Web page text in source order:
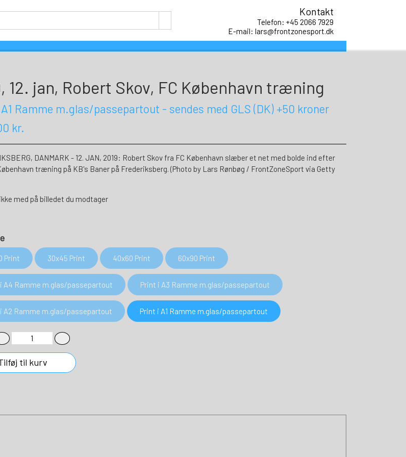
Kontakt
Telefon: +45 2066 7929
E-mail: lars@frontzonesport.dk
12. jan, Robert Skov, FC København træning
Ramme m.glas/passepartout - sendes med GLS (DK) +50 kroner
kr.
DANMARK - 12. JAN, 2019: Robert Skov fra FC København slæber et net med bolde ind efter
træning på KB's Baner på Frederiksberg. (Photo by Lars Rønbøg / FrontZoneSport via Getty
med på billedet du modtager
Print 30x45 Print 40x60 Print 60x90 Print
A4 Ramme m.glas/passepartout Print i A3 Ramme m.glas/passepartout
A2 Ramme m.glas/passepartout Print i A1 Ramme m.glas/passepartout
til kurv